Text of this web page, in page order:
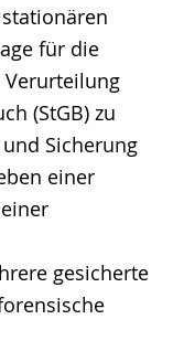
für die
(StGB) zu
Sicherung
einer
gesicherte